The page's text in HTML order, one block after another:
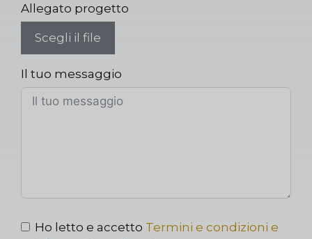
Allegato progetto
Scegli il file
Il tuo messaggio
Ho letto e accetto Termini e condizioni e